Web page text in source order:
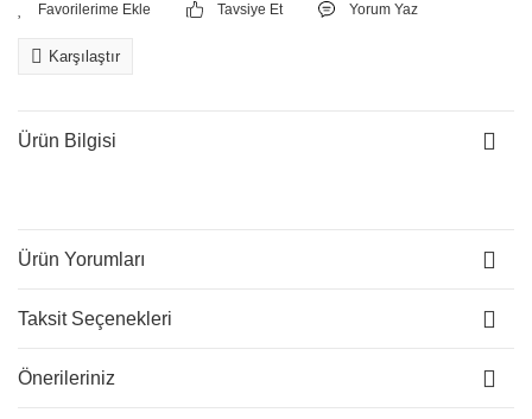
Tavsiye Et Yorum Yaz
Karşılaştır
Ürün Bilgisi
Ürün Yorumları
Taksit Seçenekleri
Önerileriniz